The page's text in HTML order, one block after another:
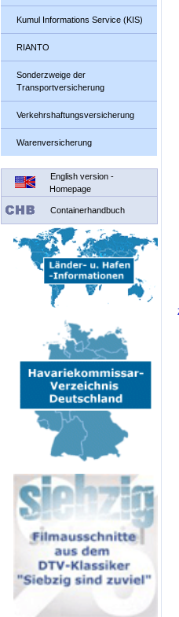
Kumul Informations Service (KIS)
RIANTO
Sonderzweige der
Transportversicherung
Verkehrshaftungs­versicherung
Warenversicherung
English version -
Homepage
Containerhandbuch